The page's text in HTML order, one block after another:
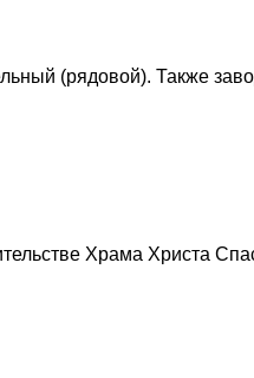
(рядовой). Также
Храма Христа